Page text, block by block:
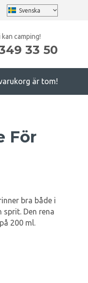
kan camping!
33 50
är tom!
För
bra både i
Den rena
200 ml.